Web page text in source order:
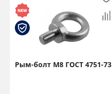
Рым-болт М8 ГОСТ 4751-73